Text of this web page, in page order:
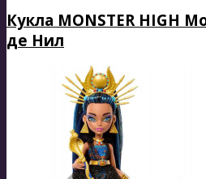
Кукла MONSTER HIGH
де Нил